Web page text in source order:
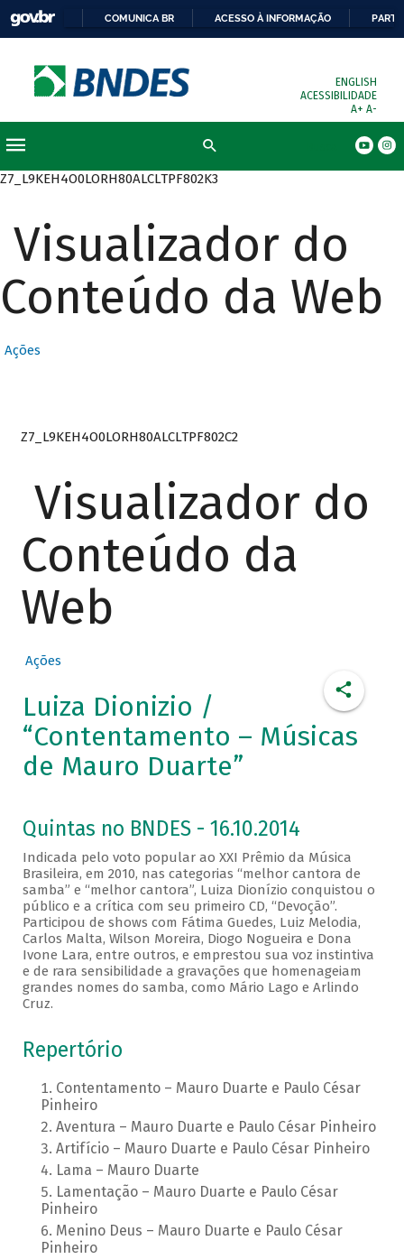
COMUNICA BR ACESSO À INFORMAÇÃO
ENGLISH
ACESSIBILIDADE
A+ A-
Z7_L9KEH4O0LORH80ALCLTPF802K3
Visualizador do
Conteúdo da Web
Ações
Z7_L9KEH4O0LORH80ALCLTPF802C2
Visualizador do
Conteúdo da
Web
Ações
Luiza Dionizio /
“Contentamento – Músicas
de Mauro Duarte”
Quintas no BNDES - 16.10.2014
Indicada pelo voto popular ao XXI Prêmio da Música
Brasileira, em 2010, nas categorias “melhor cantora de
samba” e “melhor cantora”, Luiza Dionízio conquistou o
público e a crítica com seu primeiro CD, “Devoção”.
Participou de shows com Fátima Guedes, Luiz Melodia,
Carlos Malta, Wilson Moreira, Diogo Nogueira e Dona
Ivone Lara, entre outros, e emprestou sua voz instintiva
e de rara sensibilidade a gravações que homenageiam
grandes nomes do samba, como Mário Lago e Arlindo
Cruz.
Repertório
Contentamento – Mauro Duarte e Paulo César
Pinheiro
Aventura – Mauro Duarte e Paulo César Pinheiro
Artifício – Mauro Duarte e Paulo César Pinheiro
Lama – Mauro Duarte
Lamentação – Mauro Duarte e Paulo César
Pinheiro
Menino Deus – Mauro Duarte e Paulo César
Pinheiro